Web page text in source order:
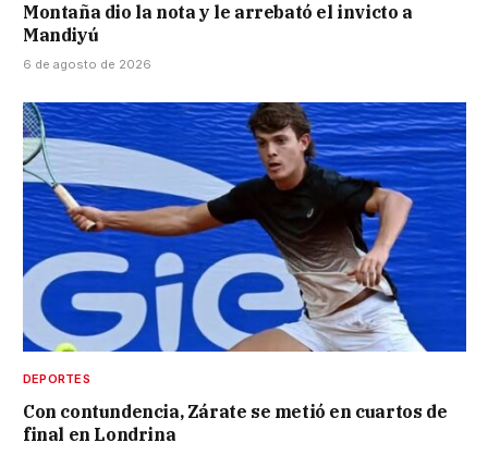
Montaña dio la nota y le arrebató el invicto a
Mandiyú
6 de agosto de 2026
DEPORTES
Con contundencia, Zárate se metió en cuartos de
final en Londrina